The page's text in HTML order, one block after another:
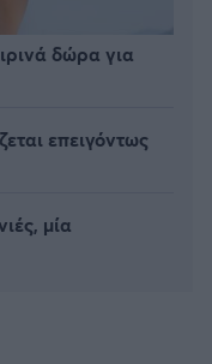
δώρα για
επειγόντως
μία